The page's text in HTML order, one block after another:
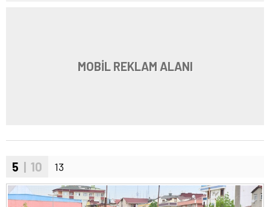
MOBİL REKLAM ALANI
5 | 10 13